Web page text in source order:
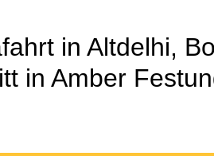
in Altdelhi,
in Amber